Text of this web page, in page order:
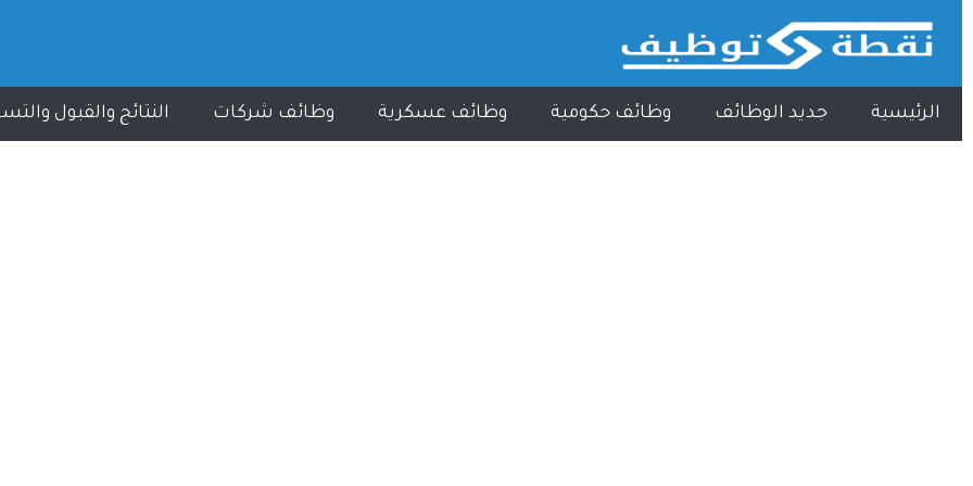
الرئيسية جديد الوظائف وظائف حكومية وظائف عسكرية وظائف شركات النتائج والقبول